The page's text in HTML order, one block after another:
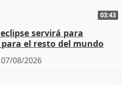
03:43
servirá para
el resto del mundo
07/08/2026